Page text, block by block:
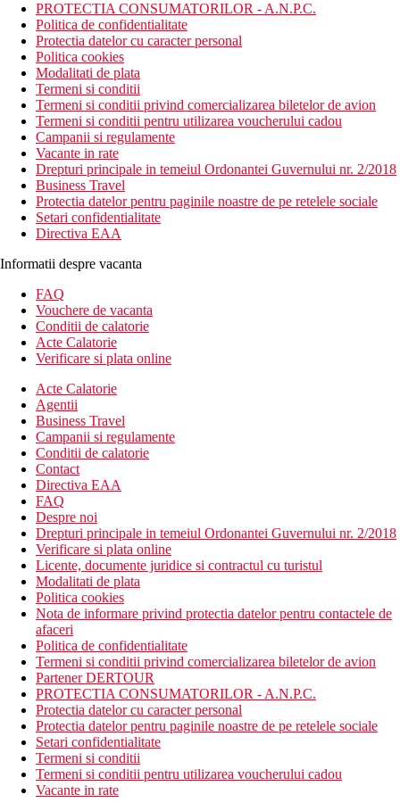
PROTECTIA CONSUMATORILOR - A.N.P.C.
Politica de confidentialitate
Protectia datelor cu caracter personal
Politica cookies
Modalitati de plata
Termeni si conditii
Termeni si conditii privind comercializarea biletelor de avion
Termeni si conditii pentru utilizarea voucherului cadou
Campanii si regulamente
Vacante in rate
Drepturi principale in temeiul Ordonantei Guvernului nr. 2/2018
Business Travel
Protectia datelor pentru paginile noastre de pe retelele sociale
Setari confidentialitate
Directiva EAA
Informatii despre vacanta
FAQ
Vouchere de vacanta
Conditii de calatorie
Acte Calatorie
Verificare si plata online
Acte Calatorie
Agentii
Business Travel
Campanii si regulamente
Conditii de calatorie
Contact
Directiva EAA
FAQ
Despre noi
Drepturi principale in temeiul Ordonantei Guvernului nr. 2/2018
Verificare si plata online
Licente, documente juridice si contractul cu turistul
Modalitati de plata
Politica cookies
Nota de informare privind protectia datelor pentru contactele de
afaceri
Politica de confidentialitate
Termeni si conditii privind comercializarea biletelor de avion
Partener DERTOUR
PROTECTIA CONSUMATORILOR - A.N.P.C.
Protectia datelor cu caracter personal
Protectia datelor pentru paginile noastre de pe retelele sociale
Setari confidentialitate
Termeni si conditii
Termeni si conditii pentru utilizarea voucherului cadou
Vacante in rate